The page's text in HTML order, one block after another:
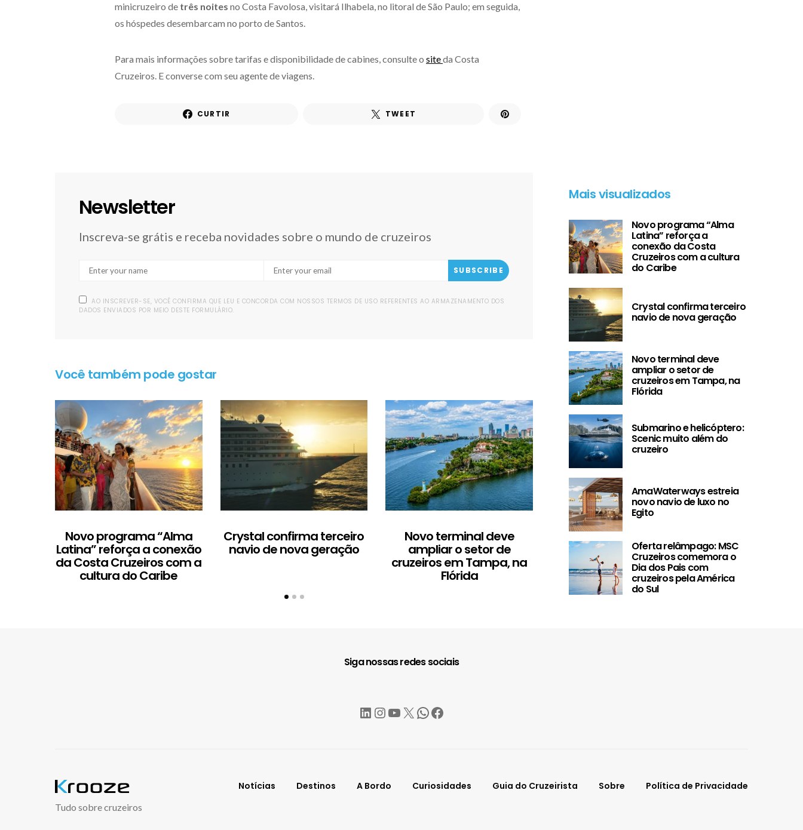
minicruzeiro de três noites no Costa Favolosa, visitará Ilhabela, no litoral de São Paulo; em seguida,
os hóspedes desembarcam no porto de Santos.
Para mais informações sobre tarifas e disponibilidade de cabines, consulte o siteda Costa
Cruzeiros. E converse com seu agente de viagens.
CURTIR TWEET
Newsletter
Inscreva-se grátis e receba novidades sobre o mundo de cruzeiros
SUBSCRIBE
AO INSCREVER-SE, VOCÊ CONFIRMA QUE LEU E CONCORDA COM NOSSOS TERMOS DE USO REFERENTES AO ARMAZENAMENTO DOS
DADOS ENVIADOS POR MEIO DESTE FORMULÁRIO.
Você também pode gostar
Novo programa “Alma
Latina” reforça a conexão
da Costa Cruzeiros com a
cultura do Caribe
Crystal confirma terceiro
navio de nova geração
Novo terminal deve
ampliar o setor de
cruzeiros em Tampa, na
Flórida
AmaWaterways estreia
novo navio de luxo no
Egito
Cruzeiros
Dia dos Pais
pela
Mais visualizados
Novo programa “Alma
Latina” reforça a
conexão da Costa
Cruzeiros com a cultura
do Caribe
Crystal confirma terceiro
navio de nova geração
Novo terminal deve
ampliar o setor de
cruzeiros em Tampa, na
Flórida
Submarino e helicóptero:
Scenic muito além do
cruzeiro
AmaWaterways estreia
novo navio de luxo no
Egito
Oferta relâmpago: MSC
Cruzeiros comemora o
Dia dos Pais com
cruzeiros pela América
do Sul
Siga nossas redes sociais
LinkedIn
Instagram
YouTube
X WhatsApp
Facebook
Notícias Destinos A Bordo Curiosidades Guia do Cruzeirista Sobre Política de Privacidade
Tudo sobre cruzeiros